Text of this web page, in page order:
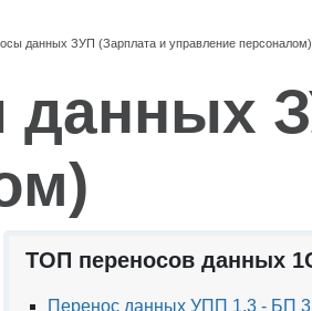
данных ЗУП (Зарплата и управление персоналом)
ТОП переносов данных
Перенос данных УПП 1.3 - БП 3